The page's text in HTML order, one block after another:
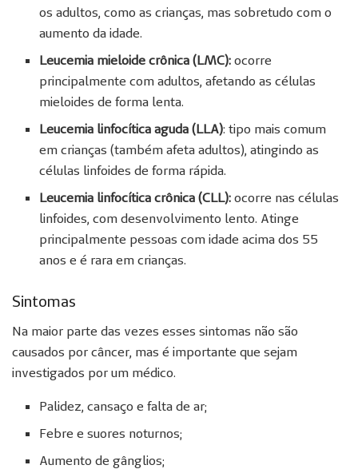
os adultos, como as crianças, mas sobretudo com o
aumento da idade.
Leucemia mieloide crônica (LMC):ocorre
principalmente com adultos, afetando as células
mieloides de forma lenta.
Leucemia linfocítica aguda (LLA): tipo mais comum
em crianças (também afeta adultos), atingindo as
células linfoides de forma rápida.
Leucemia linfocítica crônica (CLL): ocorre nas células
linfoides, com desenvolvimento lento. Atinge
principalmente pessoas com idade acima dos 55
anos e é rara em crianças.
Sintomas
Na maior parte das vezes esses sintomas não são
causados por câncer, mas é importante que sejam
investigados por um médico.
Palidez, cansaço e falta de ar;
Febre e suores noturnos;
Aumento de gânglios;